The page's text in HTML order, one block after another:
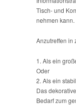
Tisch- und
nehmen kann.
Anzutreffen in
1. Als ein
Oder
2. Als ein
Das
Bedarf zum